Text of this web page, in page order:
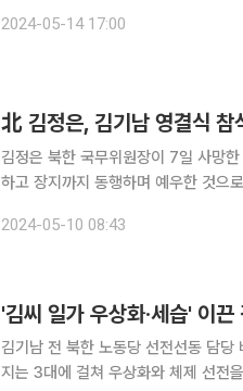
협약 당사국(189개국, 2024년 5월
2024-05-14 17:00
김정은 북한 국무위원장이 7일 사망
하고 장지까지 동행하며 예우한 것으로 알려졌다. 10일 연합뉴스에 따르면
저명한 정치활동가를 잃은 크나큰 상
2024-05-10 08:43
'김씨 일가 우상화·세습' 이
김기남 전 북한 노동당 선전선동 담
지는 3대에 걸쳐 우상화와 체제 선전을 앞장서 왔다. 8일 조선중앙통